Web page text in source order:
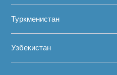
Туркменистан
Узбекистан